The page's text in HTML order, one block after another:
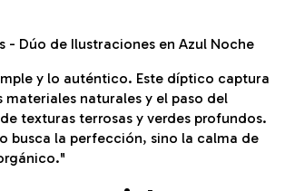
- Dúo de Ilustraciones en Azul Noche
y lo auténtico. Este díptico captura
materiales naturales y el paso del
texturas terrosas y verdes profundos.
busca la perfección, sino la calma de